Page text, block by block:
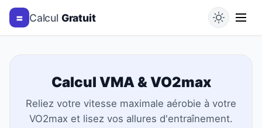
= Calcul Gratuit
Calcul VMA & VO2max
Reliez votre vitesse maximale aérobie à votre
VO2max et lisez vos allures d'entraînement.